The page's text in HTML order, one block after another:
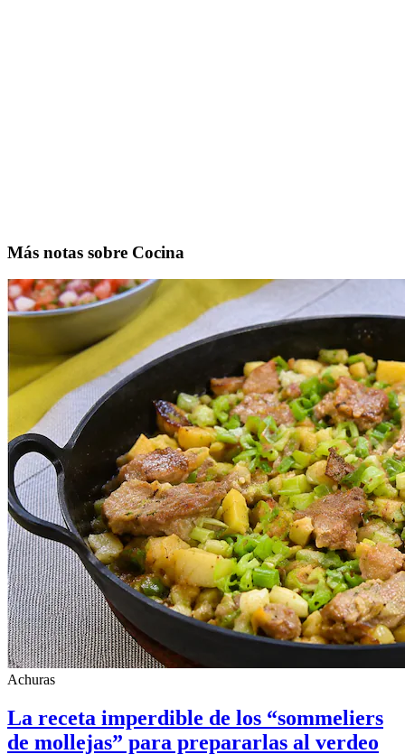
Más notas sobre Cocina
Achuras
La receta imperdible de los “sommeliers
de mollejas” para prepararlas al verdeo